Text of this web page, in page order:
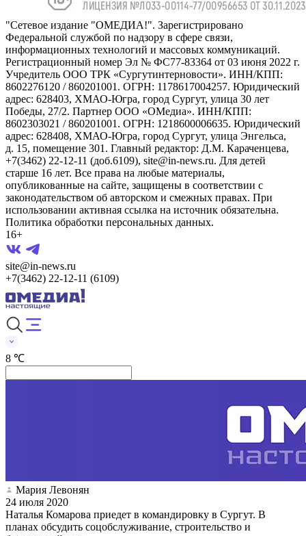
"Сетевое издание "ОМЕДИА!". Зарегистрировано
Федеральной службой по надзору в сфере связи,
информационных технологий и массовых коммуникаций.
Регистрационный номер Эл № ФС77-83364 от 03 июня 2022 г.
Учредитель ООО ТРК «Сургутинтерновости». ИНН/КПП:
8602276120 / 860201001. ОГРН: 1178617004257. Юридический
адрес: 628403, ХМАО-Югра, город Сургут, улица 30 лет
Победы, 27/2. Партнер ООО «ОМедиа». ИНН/КПП:
8602303021 / 860201001. ОГРН: 1218600006635. Юридический
адрес: 628408, ХМАО-Югра, город Сургут, улица Энгельса,
д. 15, помещение 301. Главный редактор: Д.М. Караченцева,
+7(3462) 22-12-11 (доб.6109), site@in-news.ru. Для детей
старше 16 лет. Все права на любые материалы,
опубликованные на сайте, защищены в соответствии с
законодательством об авторском и смежных правах. При
использовании активная ссылка на источник обязательна.
Политика обработки персональных данных.
16+
site@in-news.ru
+7(3462) 22-12-11 (6109)
8 ℃
Мария Левонян
24 июля 2020
Наталья Комарова приедет в командировку в Сургут. В
планах обсудить соцобслуживание, строительство и